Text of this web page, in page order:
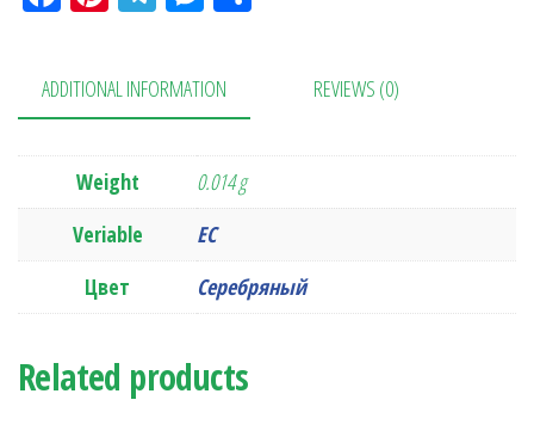
bo
ok
er
es
t
gr
a
m
se
n
ge
r
ит
ADDITIONAL INFORMATION REVIEWS (0)
Weight
0.014 g
Veriable
ЕС
Цвет
Серебряный
Related products